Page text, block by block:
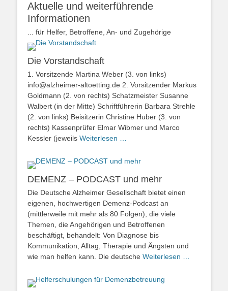
Aktuelle und weiterführende
Informationen
... für Helfer, Betroffene, An- und Zugehörige
Die Vorstandschaft
1. Vorsitzende Martina Weber (3. von links)
info@alzheimer-altoetting.de 2. Vorsitzender Markus
Goldmann (2. von rechts) Schatzmeister Susanne
Walbert (in der Mitte) Schriftführerin Barbara Strehle
(2. von links) Beisitzerin Christine Huber (3. von
rechts) Kassenprüfer Elmar Wibmer und Marco
Kessler (jeweils Weiterlesen …
DEMENZ – PODCAST und mehr
Die Deutsche Alzheimer Gesellschaft bietet einen
eigenen, hochwertigen Demenz-Podcast an
(mittlerweile mit mehr als 80 Folgen), die viele
Themen, die Angehörigen und Betroffenen
beschäftigt, behandelt: Von Diagnose bis
Kommunikation, Alltag, Therapie und Ängsten und
wie man helfen kann. Die deutsche Weiterlesen …